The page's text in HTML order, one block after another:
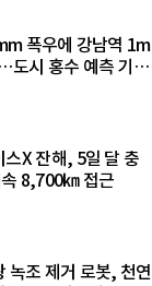
폭우에 강남역 1m
도시 홍수 예측 기술
스X 잔해, 5일 달 충
8,700㎞ 접근
녹조 제거 로봇, 천연